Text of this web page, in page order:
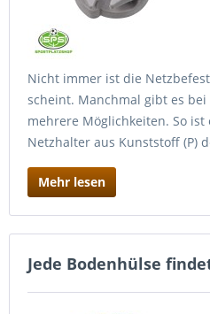
Nicht immer ist die
scheint. Manchmal gibt es
mehrere Möglichkeiten. So
Netzhalter aus Kunststoff (P)
Mehr lesen
Jede Bodenhülse